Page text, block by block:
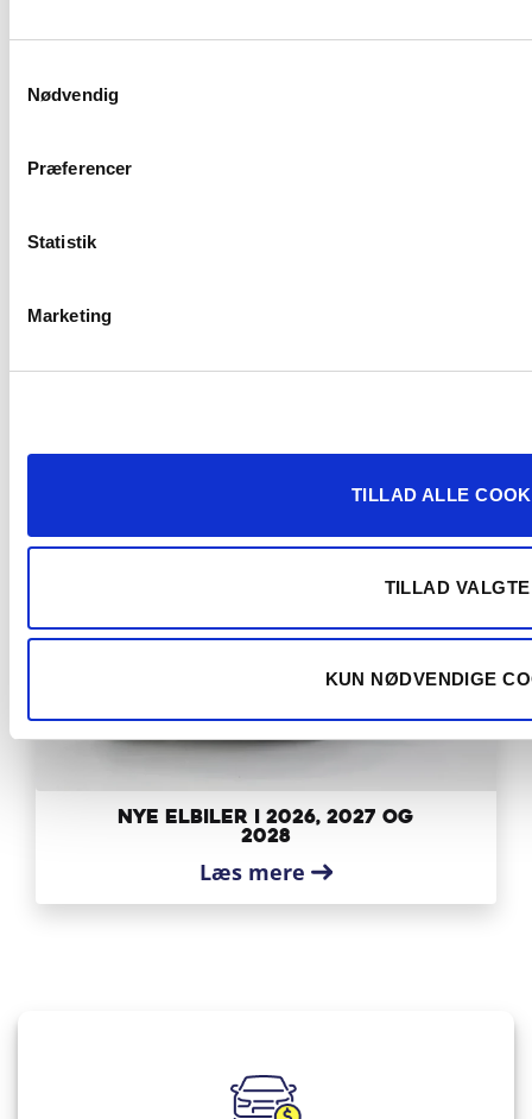
Nødvendig
Præferencer
Statistik
Marketing
TILLAD ALLE
TILLAD VALGTE
KUN NØDVENDIGE
modellerne under 200.000
Nye elbiler i 2026, 2027 og
2028
Læs mere